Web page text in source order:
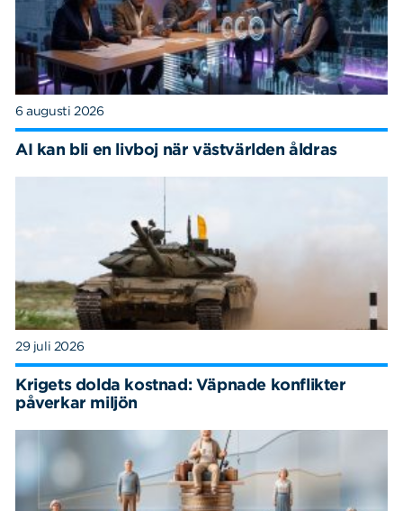
6 augusti 2026
AI kan bli en livboj när västvärlden åldras
29 juli 2026
Krigets dolda kostnad: Väpnade konflikter
påverkar miljön